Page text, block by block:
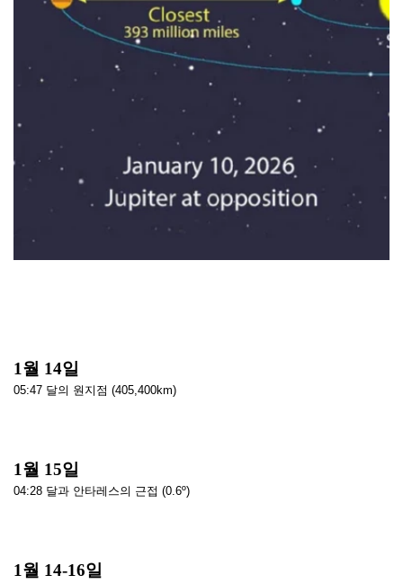
1월 14일
05:47 달의 원지점 (405,400km)
1월 15일
04:28 달과 안타레스의 근접 (0.6º)
1월 14-16일